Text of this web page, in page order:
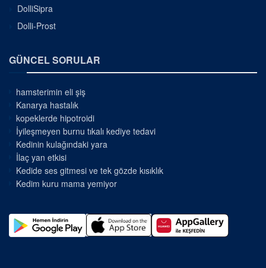
DolliSipra
Dolli-Prost
GÜNCEL SORULAR
hamsterimin eli şiş
Kanarya hastalık
kopeklerde hipotroidi
İyileşmeyen burnu tıkalı kediye tedavi
Kedinin kulağındaki yara
İlaç yan etkisi
Kedide ses gitmesi ve tek gözde kısıklık
Kedim kuru mama yemiyor